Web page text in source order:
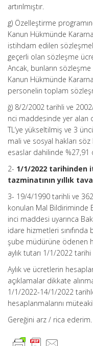
artırılmıştır.
g) Özelleştirme
Kanun Hükmünde
istihdam edilen
geçerli olan sözleşme
Ancak, bunların
Kanun Hükmünde
personelin toplam
ğ) 8/2/2002 tarihli ve
nci maddesinde yer alan
TL’ye yükseltilmiş ve 3
mali ve sosyal hakları
esaslar dahilinde %27,91
2- 1/1/2022 tarihinden
tazminatının yıllık
3- 19/4/1990 tarihli ve
konulan Mal Bildiriminde
inci maddesi uyarınca
idare hizmetleri
şube müdürüne ödenen
aylık tutarı 1/1/2022 tarihi
Aylık ve ücretlerin
açıklamalar dikkate
1/1/2022-14/1/2022
hesaplanmalarını
Gereğini arz / rica ederim.